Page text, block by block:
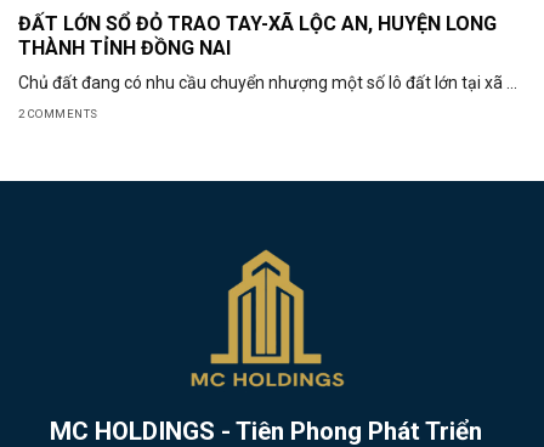
ĐẤT LỚN SỔ ĐỎ TRAO TAY-XÃ LỘC AN, HUYỆN LONG
THÀNH TỈNH ĐỒNG NAI
Chủ đất đang có nhu cầu chuyển nhượng một số lô đất lớn tại xã ...
2 COMMENTS
MC HOLDINGS - Tiên Phong Phát Triển